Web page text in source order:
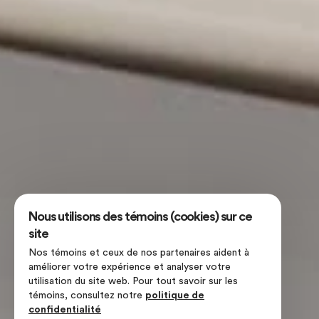
Nous utilisons des témoins (cookies) sur ce
site
Nos témoins et ceux de nos partenaires aident à
améliorer votre expérience et analyser votre
utilisation du site web. Pour tout savoir sur les
témoins, consultez notre politique de
confidentialité